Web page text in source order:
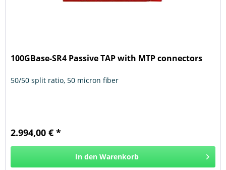
100GBase-SR4 Passive TAP with MTP connectors
50/50 split ratio, 50 micron fiber
2.994,00 € *
In den Warenkorb